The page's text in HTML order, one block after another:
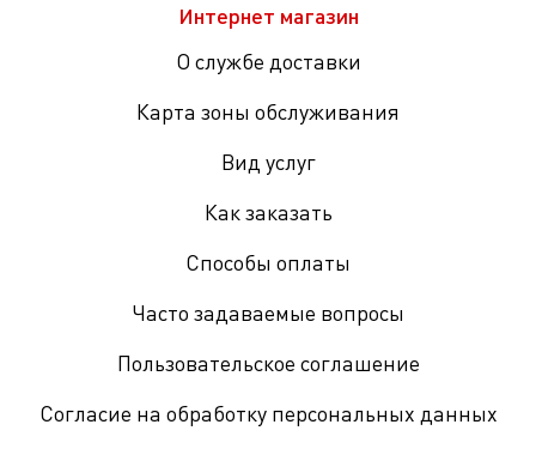
Интернет магазин
О службе доставки
Карта зоны обслуживания
Вид услуг
Как заказать
Способы оплаты
Часто задаваемые вопросы
Пользовательское соглашение
Согласие на обработку персональных данных